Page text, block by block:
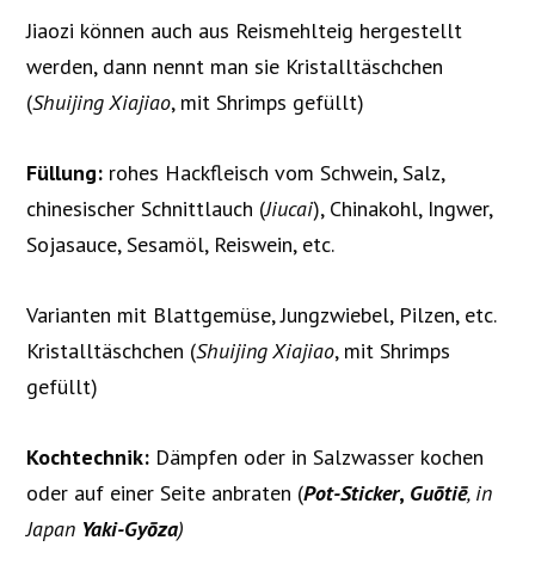
Jiaozi können auch aus Reismehlteig hergestellt
werden, dann nennt man sie Kristalltäschchen
(Shuijing Xiajiao, mit Shrimps gefüllt)
Füllung: rohes Hackfleisch vom Schwein, Salz,
chinesischer Schnittlauch (Jiucai), Chinakohl, Ingwer,
Sojasauce, Sesamöl, Reiswein, etc.
Varianten mit Blattgemüse, Jungzwiebel, Pilzen, etc.
Kristalltäschchen (Shuijing Xiajiao, mit Shrimps
gefüllt)
Kochtechnik: Dämpfen oder in Salzwasser kochen
oder auf einer Seite anbraten (Pot-Sticker, Guōtiē, in
Japan Yaki-Gyōza)